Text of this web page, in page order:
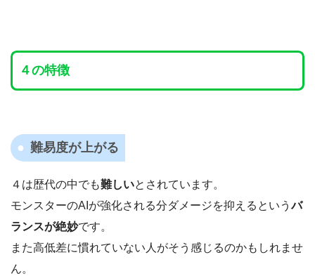
４の特徴
難易度が上がる
４は歴代の中でも難しいとされています。
モンスターのAIが強化される分ダメージを抑えるというバ
ランスが絶妙です。
また高低差に慣れていない人がそう感じるのかもしれませ
ん。